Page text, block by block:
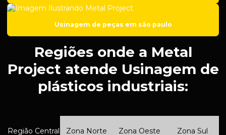
Empresa de usinagem cnc
Empresa de usinagem de metal
Fabricação de componentes para setor de petróleo
Fabricação de engrenagens
Fabricação de kit de suspensão
Fabricação de peças para equipamentos industriais
Usinagem de peças em são paulo
Regiões onde a Metal
Project atende Usinagem de
plásticos industriais:
Região Central Zona Norte Zona Oeste Zona Sul